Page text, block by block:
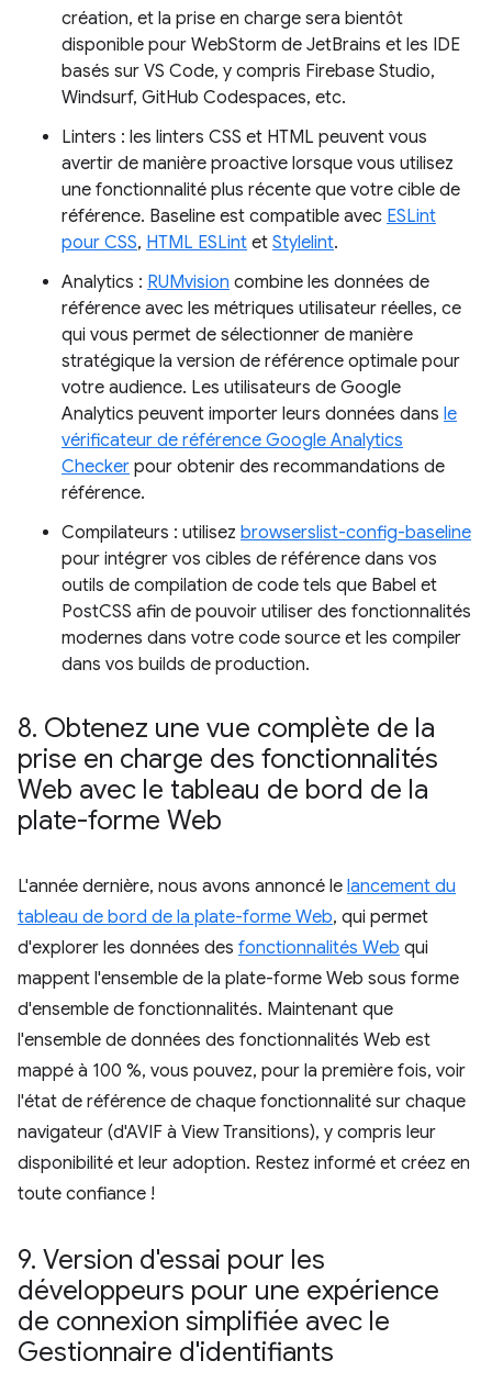
création, et la prise en charge sera bientôt
disponible pour WebStorm de JetBrains et les IDE
basés sur VS Code, y compris Firebase Studio,
Windsurf, GitHub Codespaces, etc.
Linters : les linters CSS et HTML peuvent vous
avertir de manière proactive lorsque vous utilisez
une fonctionnalité plus récente que votre cible de
référence. Baseline est compatible avec ESLint
pour CSS, HTML ESLint et Stylelint.
Analytics : RUMvision combine les données de
référence avec les métriques utilisateur réelles, ce
qui vous permet de sélectionner de manière
stratégique la version de référence optimale pour
votre audience. Les utilisateurs de Google
Analytics peuvent importer leurs données dans le
vérificateur de référence Google Analytics
Checker pour obtenir des recommandations de
référence.
Compilateurs : utilisez browserslist-config-baseline
pour intégrer vos cibles de référence dans vos
outils de compilation de code tels que Babel et
PostCSS afin de pouvoir utiliser des fonctionnalités
modernes dans votre code source et les compiler
dans vos builds de production.
8. Obtenez une vue complète de la
prise en charge des fonctionnalités
Web avec le tableau de bord de la
plate-forme Web
L'année dernière, nous avons annoncé le lancement du
tableau de bord de la plate-forme Web, qui permet
d'explorer les données des fonctionnalités Web qui
mappent l'ensemble de la plate-forme Web sous forme
d'ensemble de fonctionnalités. Maintenant que
l'ensemble de données des fonctionnalités Web est
mappé à 100 %, vous pouvez, pour la première fois, voir
l'état de référence de chaque fonctionnalité sur chaque
navigateur (d'AVIF à View Transitions), y compris leur
disponibilité et leur adoption. Restez informé et créez en
toute confiance !
9. Version d'essai pour les
développeurs pour une expérience
de connexion simplifiée avec le
Gestionnaire d'identifiants